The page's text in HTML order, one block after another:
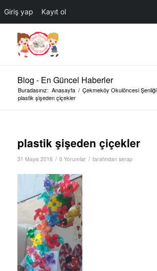
Giriş yap Kayıt ol
Blog - En Güncel Haberler
Buradasınız: Anasayfa / Çekmeköy Okulöncesi Şenliği
plastik şişeden çiçekler
plastik şişeden çiçekler
31 Mayıs 2016 / 0 Yorumlar / tarafından serap